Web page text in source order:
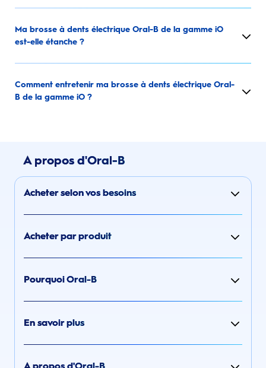
Ma brosse à dents électrique Oral-B de la gamme iO
est-elle étanche ?
Comment entretenir ma brosse à dents électrique Oral-
B de la gamme iO ?
A propos d'Oral-B
Acheter selon vos besoins
Acheter par produit
Pourquoi Oral-B
En savoir plus